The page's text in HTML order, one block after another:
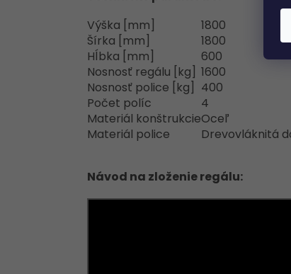
Výška [mm]
1800
Šírka [mm]
1800
Hĺbka [mm]
600
Nosnosť regálu [kg]
1600
Nosnosť police [kg]
400
Počet políc
4
Materiál konštrukcieOceľ
Materiál police
Drevovláknitá
Návod na zloženie regálu: